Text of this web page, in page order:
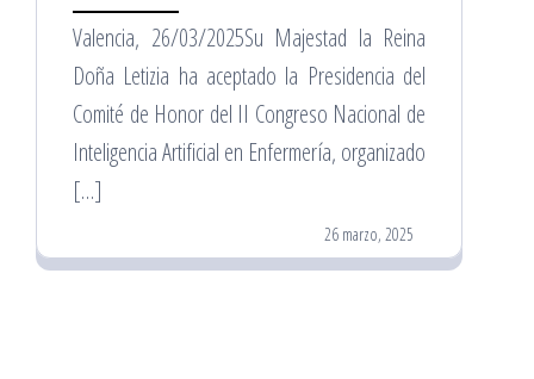
Valencia, 26/03/2025Su Majestad la Reina
Doña Letizia ha aceptado la Presidencia del
Comité de Honor del II Congreso Nacional de
Inteligencia Artificial en Enfermería, organizado
[…]
26 marzo, 2025